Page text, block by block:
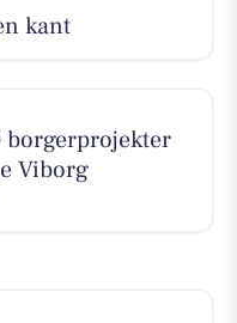
kant
Viborg